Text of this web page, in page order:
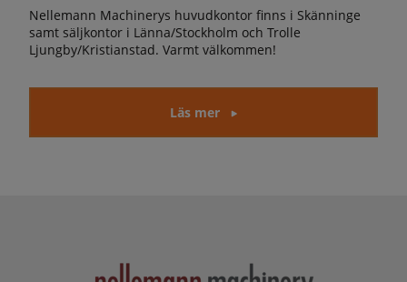
Nellemann Machinerys huvudkontor finns i Skänninge
samt säljkontor i Länna/Stockholm och Trolle
Ljungby/Kristianstad. Varmt välkommen!
Läs mer